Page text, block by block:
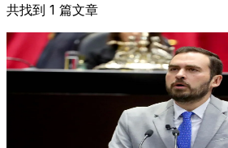
共找到 1 篇文章